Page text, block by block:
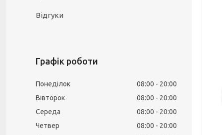
Відгуки
Графік роботи
Понеділок 08:00
20:00
Вівторок
08:00
20:00
Середа
08:00
20:00
Четвер
08:00
20:00